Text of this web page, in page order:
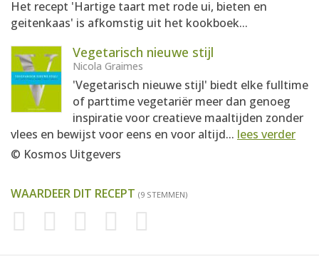
Het recept 'Hartige taart met rode ui, bieten en
geitenkaas' is afkomstig uit het kookboek...
Vegetarisch nieuwe stijl
Nicola Graimes
'Vegetarisch nieuwe stijl' biedt elke fulltime
of parttime vegetariër meer dan genoeg
inspiratie voor creatieve maaltijden zonder
vlees en bewijst voor eens en voor altijd... lees verder
© Kosmos Uitgevers
WAARDEER DIT RECEPT (9 STEMMEN)